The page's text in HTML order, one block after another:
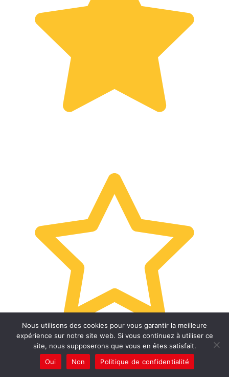
Notes des utilisateurs 4.7/5
Nous utilisons des cookies pour vous garantir la meilleure
expérience sur notre site web. Si vous continuez à utiliser ce
site, nous supposerons que vous en êtes satisfait.
Oui
Non Politique de confidentialité